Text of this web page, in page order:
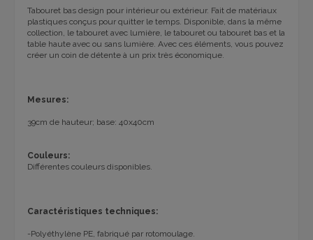
Tabouret bas design pour intérieur ou extérieur. Fait de matériaux
plastiques conçus pour quitter le temps. Disponible, dans la même
collection, le tabouret avec lumière, le tabouret ou tabouret bas et la
table haute avec ou sans lumière. Avec ces éléments, vous pouvez
créer un coin de détente à un prix très économique.
Mesures:
39cm de hauteur; base: 40x40cm
Couleurs:
Différentes couleurs disponibles.
Caractéristiques techniques:
-Polyéthylène PE, fabriqué par rotomoulage.